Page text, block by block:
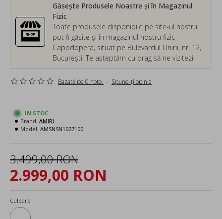
Găsește Produsele Noastre și în Magazinul
Fizic
Toate produsele disponibile pe site-ul nostru
pot fi găsite și în magazinul nostru fizic
Capodopera, situat pe Bulevardul Unirii, nr. 12,
București. Te așteptăm cu drag să ne vizitezi!
Bazată pe 0 note. - Spune-ţi opinia
2.999,00 RON
3.499,00 RON
IN STOC
Brand: AMIRI
Model: AMSNSN1027100
Culoare